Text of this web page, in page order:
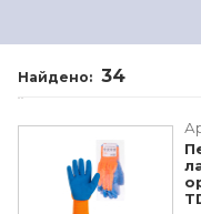
Найдено: 34